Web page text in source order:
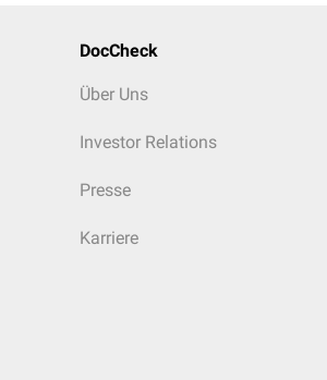
DocCheck
Über Uns
Investor Relations
Presse
Karriere